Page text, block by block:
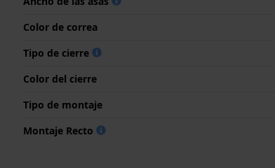
Color de correa
Tipo de cierre
Color del cierre
Tipo de montaje
Montaje Recto